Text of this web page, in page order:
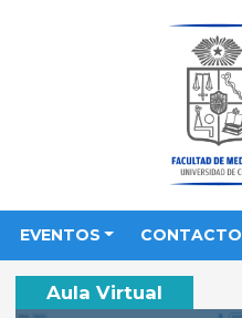
EVENTOS CONTACTO
Aula Virtual